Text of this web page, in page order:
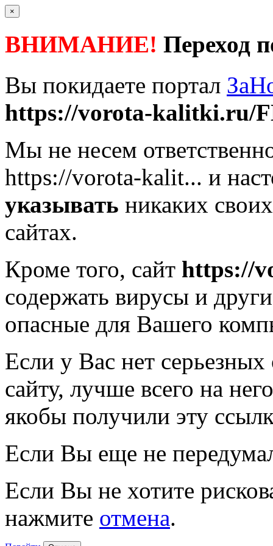
×
ВНИМАНИЕ! Переход
Вы покидаете портал
https://vorota-kalitki.ru/
Мы не несем
https://vorota-kalit... и
указывать никаких
сайтах.
Кроме того, сайт https://
содержать вирусы и
опасные для Вашего
Если у Вас нет
сайту, лучше всего на
якобы получили эту
Если Вы еще не
Если Вы не хотите
нажмите отмена.